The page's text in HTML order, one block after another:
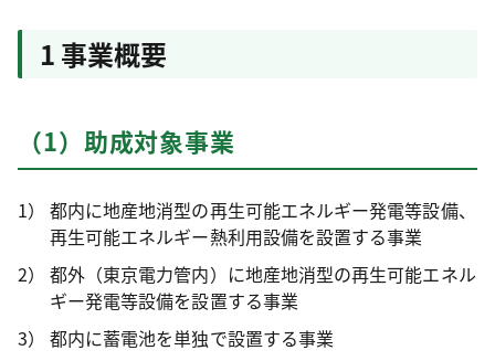
1 事業概要
（1）助成対象事業
都内に地産地消型の再生可能エネルギー発電等設備、
再生可能エネルギー熱利用設備を設置する事業
都外（東京電力管内）に地産地消型の再生可能エネル
ギー発電等設備を設置する事業
都内に蓄電池を単独で設置する事業